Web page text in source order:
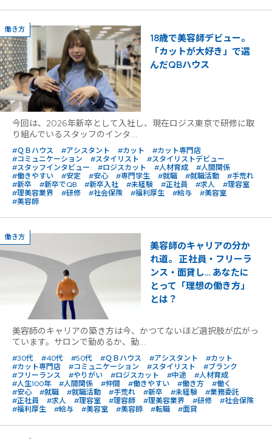
働き方
18歳で美容師デビュー。
「カットが大好き」で選
んだQBハウス
今回は、2026年新卒として入社し、現在ロジス東京で研修に取
り組んでいるスタッフのインタ...
#ＱＢハウス #アシスタント #カット
#カット専門店
#コミュニケーション
#スタイリスト
#スタイリストデビュー
#スタッフインタビュー
#ロジスカット #人材育成
#人間関係
#働きやすい
#安定 #安心 #専門学生 #就職 #就職活動
#手荒れ
#新卒
#新卒でQB #新卒入社 #未経験 #正社員 #求人
#理容室
#理美容業界
#研修 #社会保険 #福利厚生 #給与
#美容室
#美容師
働き方
美容師のキャリアの分か
れ道。 正社員・フリーラ
ンス・面貸し… あなたに
とって「理想の働き方」
とは？
美容師のキャリアの築き方は今、かつてないほど選択肢が広がっ
ています。サロンで勤めるか、勤...
#30代 #40代 #50代 #ＱＢハウス #アシスタント
#カット
#カット専門店
#コミュニケーション #スタイリスト
#ブランク
#フリーランス
#やりがい #ロジスカット #中途
#人材育成
#人生100年
#人間関係 #仲間 #働きやすい #働き方
#働く
#安心
#就職 #就職活動 #手荒れ #新卒 #未経験
#業務委託
#正社員
#求人 #理容室 #理容師 #理美容業界 #研修
#社会保険
#福利厚生
#給与 #美容室 #美容師 #転職 #面貸